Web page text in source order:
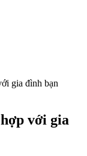
gia đình bạn
với gia